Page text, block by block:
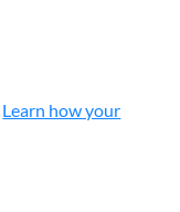
Learn how your